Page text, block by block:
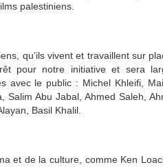
palestiniens.
qu’ils vivent et travaillent sur
pour notre initiative et sera
avec le public : Michel Khleifi,
Salim Abu Jabal, Ahmed Saleh,
Basil Khalil.
et de la culture, comme Ken